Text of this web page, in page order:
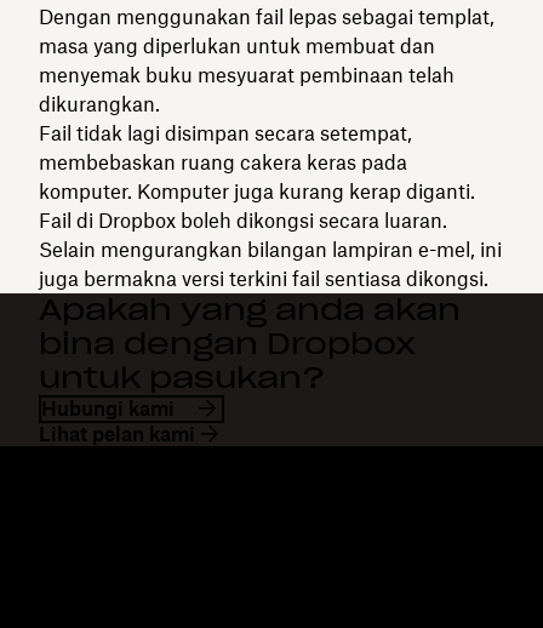
Dengan menggunakan fail lepas sebagai templat,
masa yang diperlukan untuk membuat dan
menyemak buku mesyuarat pembinaan telah
dikurangkan.
Fail tidak lagi disimpan secara setempat,
membebaskan ruang cakera keras pada
komputer. Komputer juga kurang kerap diganti.
Fail di Dropbox boleh dikongsi secara luaran.
Selain mengurangkan bilangan lampiran e-mel, ini
juga bermakna versi terkini fail sentiasa dikongsi.
Apakah yang anda akan
bina dengan Dropbox
untuk pasukan?
Hubungi kami
Lihat pelan kami